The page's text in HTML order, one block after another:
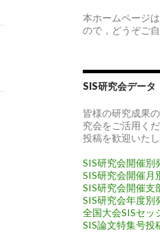
本ホームページ
ので，どうぞご
SIS研究会データ
皆様の研究成果
究会をご活用く
投稿を歓迎いたし
SIS研究会開催別
SIS研究会開催月
SIS研究会開催支
SIS研究会年度別
全国大会SISセッ
SIS論文特集号投